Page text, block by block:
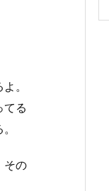
。
てる
その